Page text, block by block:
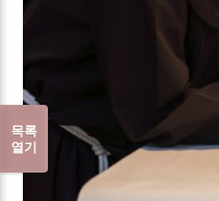
목록
열기